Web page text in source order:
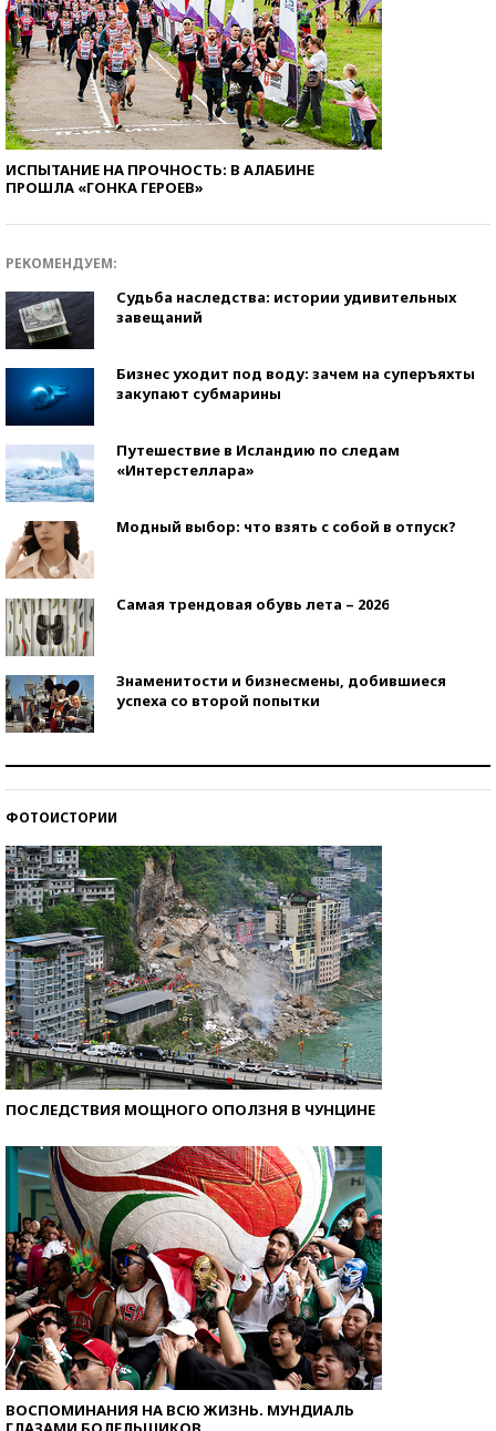
ИСПЫТАНИЕ НА ПРОЧНОСТЬ: В АЛАБИНЕ
ПРОШЛА «ГОНКА ГЕРОЕВ»
РЕКОМЕНДУЕМ:
Судьба наследства: истории удивительных
завещаний
Бизнес уходит под воду: зачем на суперъяхты
закупают субмарины
Путешествие в Исландию по следам
«Интерстеллара»
Модный выбор: что взять с собой в отпуск?
Самая трендовая обувь лета – 2026
Знаменитости и бизнесмены, добившиеся
успеха со второй попытки
ФОТОИСТОРИИ
ПОСЛЕДСТВИЯ МОЩНОГО ОПОЛЗНЯ В ЧУНЦИНЕ
ВОСПОМИНАНИЯ НА ВСЮ ЖИЗНЬ. МУНДИАЛЬ